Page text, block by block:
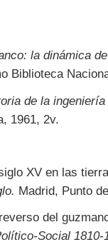
la dinámica
Biblioteca
de la
1961, 2v.
XV en las
Madrid, Punto
del
Social